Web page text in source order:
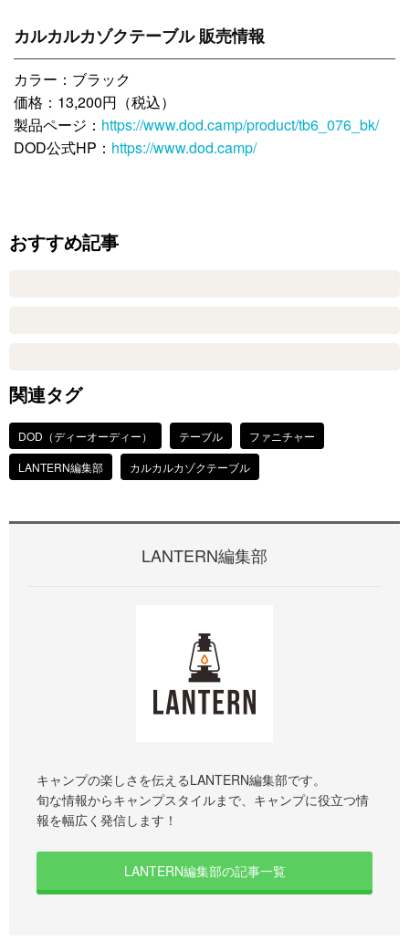
カルカルカゾクテーブル 販売情報
カラー：ブラック
価格：13,200円（税込）
製品ページ： https://www.dod.camp/product/tb6_076_bk/
DOD公式HP： https://www.dod.camp/
おすすめ記事
関連タグ
DOD（ディーオーディー） テーブル
ファニチャー
LANTERN編集部
カルカルカゾクテーブル
LANTERN編集部
キャンプの楽しさを伝えるLANTERN編集部です。
旬な情報からキャンプスタイルまで、キャンプに役立つ情
報を幅広く発信します！
LANTERN編集部の記事一覧